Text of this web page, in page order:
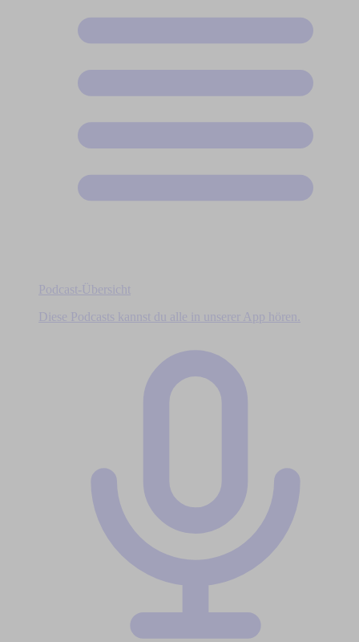
Podcast-Übersicht
Diese Podcasts kannst du alle in unserer App hören.